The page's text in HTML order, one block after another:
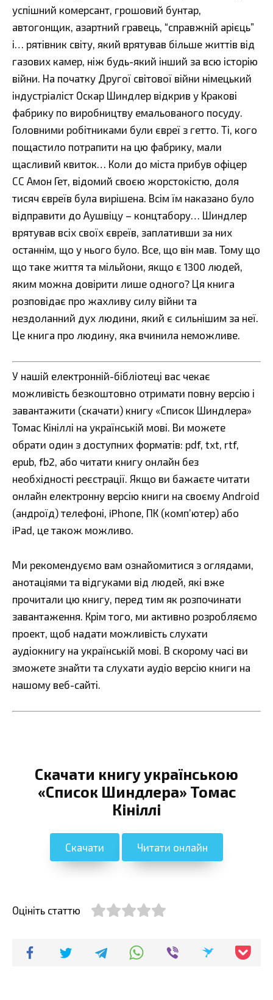
успішний комерсант, грошовий бунтар,
автогонщик, азартний гравець, “справжній арієць”
і… рятівник світу, який врятував більше життів від
газових камер, ніж будь-який інший за всю історію
війни. На початку Другої світової війни німецький
індустріаліст Оскар Шиндлер відкрив у Кракові
фабрику по виробництву емальованого посуду.
Головними робітниками були євреї з гетто. Ті, кого
пощастило потрапити на цю фабрику, мали
щасливий квиток… Коли до міста прибув офіцер
СС Амон Гет, відомий своєю жорстокістю, доля
тисяч євреїв була вирішена. Всім їм наказано було
відправити до Аушвіцу – концтабору… Шиндлер
врятував всіх своїх євреїв, заплативши за них
останнім, що у нього було. Все, що він мав. Тому що
що таке життя та мільйони, якщо є 1300 людей,
яким можна довірити лише одного? Ця книга
розповідає про жахливу силу війни та
нездоланний дух людини, який є сильнішим за неї.
Це книга про людину, яка вчинила неможливе.
У нашій електронній-бібліотеці вас чекає
можливість безкоштовно отримати повну версію і
завантажити (скачати) книгу «Список Шиндлера»
Томас Кініллі на українській мові. Ви можете
обрати один з доступних форматів: pdf, txt, rtf,
epub, fb2, або читати книгу онлайн без
необхідності реєстрації. Якщо ви бажаєте читати
онлайн електронну версію книги на своєму Android
(андроїд) телефоні, iPhone, ПК (комп’ютер) або
iPad, це також можливо.
Ми рекомендуємо вам ознайомитися з оглядами,
анотаціями та відгуками від людей, які вже
прочитали цю книгу, перед тим як розпочинати
завантаження. Крім того, ми активно розробляємо
проект, щоб надати можливість слухати
аудіокнигу на українській мові. В скорому часі ви
зможете знайти та слухати аудіо версію книги на
нашому веб-сайті.
Скачати книгу українською
«Список Шиндлера» Томас
Кініллі
Скачати Читати онлайн
Оцініть статтю